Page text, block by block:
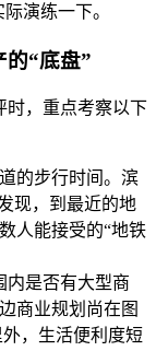
演练一下。
“底盘”
时，重点考察以下
的步行时间。滨
现，到最近的地
人能接受的“地铁
内是否有大型商
商业规划尚在图
，生活便利度短